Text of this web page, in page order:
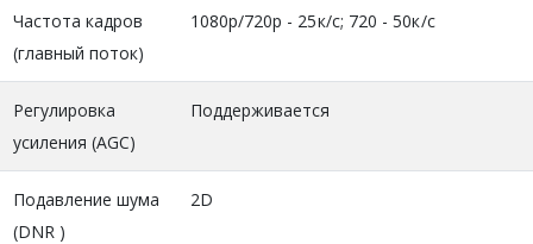
Частота кадров
(главный поток)
1080p/720p - 25к/с; 720 - 50к/с
Регулировка
усиления (AGC)
Поддерживается
Подавление шума
(DNR )
2D